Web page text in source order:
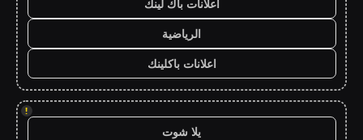
اعلانات باك لينك
الرياضية
اعلانات باكلينك
!
يلا شوت